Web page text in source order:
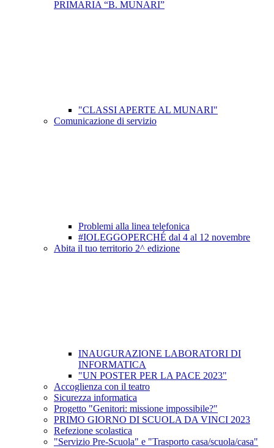
PRIMARIA “B. MUNARI”
"CLASSI APERTE AL MUNARI"
Comunicazione di servizio
Problemi alla linea telefonica
#IOLEGGOPERCHÉ dal 4 al 12 novembre
Abita il tuo territorio 2^ edizione
INAUGURAZIONE LABORATORI DI
INFORMATICA
"UN POSTER PER LA PACE 2023"
Accoglienza con il teatro
Sicurezza informatica
Progetto "Genitori: missione impossibile?"
PRIMO GIORNO DI SCUOLA DA VINCI 2023
Refezione scolastica
"Servizio Pre-Scuola" e "Trasporto casa/scuola/casa"